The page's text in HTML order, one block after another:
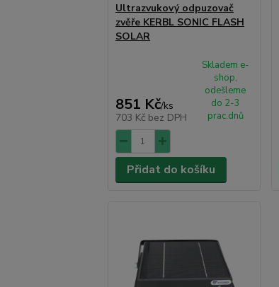
Ultrazvukový odpuzovač
zvěře KERBL SONIC FLASH
SOLAR
851 Kč/ks
703 Kč bez DPH
Skladem e-
shop,
odešleme
do 2-3
prac.dnů
Přidat do košíku